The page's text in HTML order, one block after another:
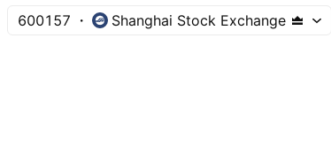
600157 Shanghai Stock Exchange